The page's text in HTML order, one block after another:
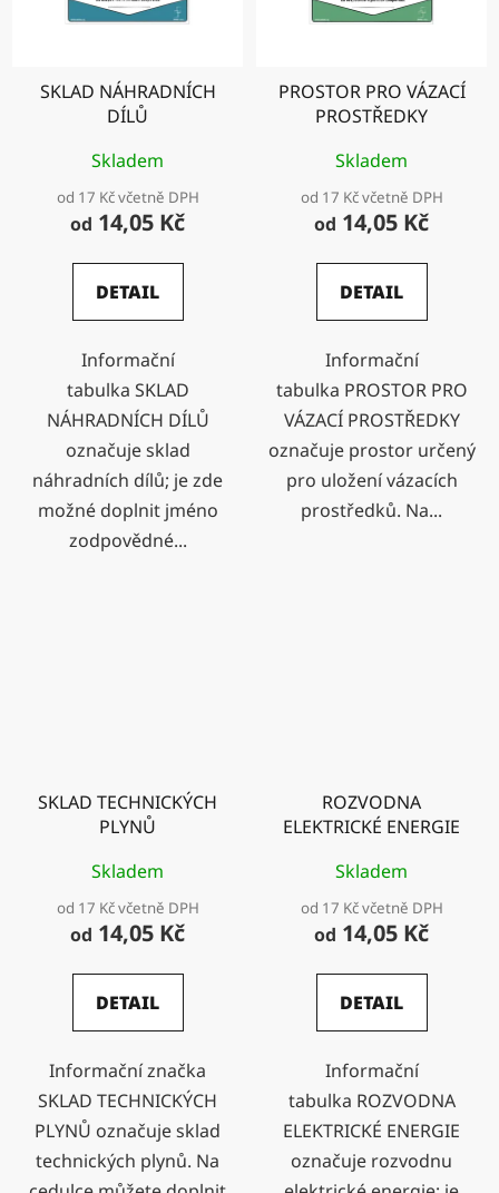
SKLAD NÁHRADNÍCH
DÍLŮ
Skladem
od 17 Kč včetně DPH
od 14,05 Kč
DETAIL
Informační
tabulka SKLAD
NÁHRADNÍCH DÍLŮ
označuje sklad
náhradních dílů; je zde
možné doplnit jméno
zodpovědné...
PROSTOR PRO VÁZACÍ
PROSTŘEDKY
Skladem
od 17 Kč včetně DPH
od 14,05 Kč
DETAIL
Informační
tabulka PROSTOR PRO
VÁZACÍ PROSTŘEDKY
označuje prostor určený
pro uložení vázacích
prostředků. Na...
SKLAD TECHNICKÝCH
PLYNŮ
Skladem
od 17 Kč včetně DPH
od 14,05 Kč
DETAIL
Informační značka
SKLAD TECHNICKÝCH
PLYNŮ označuje sklad
technických plynů. Na
ROZVODNA
ELEKTRICKÉ ENERGIE
Skladem
od 17 Kč včetně DPH
od 14,05 Kč
DETAIL
Informační
tabulka ROZVODNA
ELEKTRICKÉ ENERGIE
označuje rozvodnu